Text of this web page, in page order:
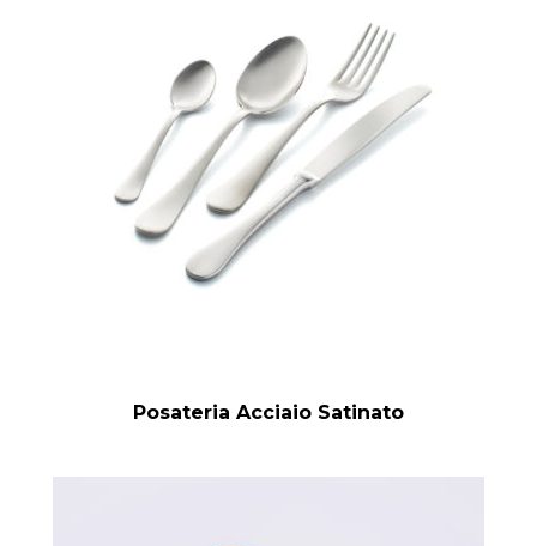
Posateria Acciaio Satinato